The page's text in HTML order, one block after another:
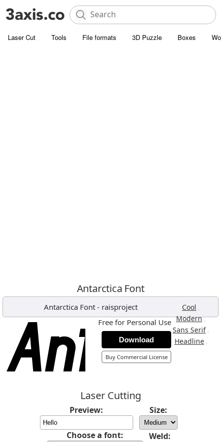
Laser Cut Tools File formats 3D Puzzle Boxes
Antarctica Font
Antarctica Font - raisproject Cool ,
Modern,
Sans Serif ,
Headline ,
Free for Personal Use
Download
Buy Commercial License
Laser Cutting
Preview: Size:
Choose a font: Weld: